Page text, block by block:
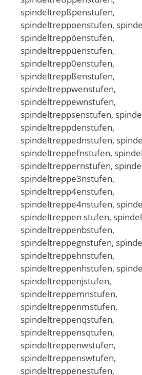
spindeltrepßpenstufen,
spindeltreppoenstufen,
spindeltreppöenstufen,
spindeltreppüenstufen,
spindeltrepp0enstufen,
spindeltreppßenstufen,
spindeltreppwenstufen,
spindeltreppewnstufen,
spindeltreppsenstufen,
spindeltreppdenstufen,
spindeltreppednstufen,
spindeltreppefnstufen,
spindeltreppernstufen,
spindeltreppe3nstufen,
spindeltrepp4enstufen,
spindeltreppe4nstufen,
spindeltreppen stufen,
spindeltreppenbstufen,
spindeltreppegnstufen,
spindeltreppehnstufen,
spindeltreppenhstufen,
spindeltreppenjstufen,
spindeltreppemnstufen,
spindeltreppenmstufen,
spindeltreppenqstufen,
spindeltreppensqtufen,
spindeltreppenwstufen,
spindeltreppenswtufen,
spindeltreppenestufen,